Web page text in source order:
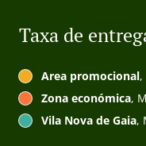
Taxa de
Area promocional,
Zona económica,
Vila Nova de Gaia,